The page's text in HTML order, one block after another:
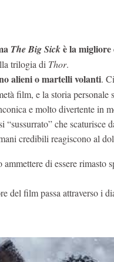
The Big Sickè la migliore
trilogia di Thor.
alieni o martelli volanti.
film, e la storia personale
e molto divertente in
“sussurrato” che scaturisce
credibili reagiscono al
ammettere di essere rimasto
del film passa attraverso i